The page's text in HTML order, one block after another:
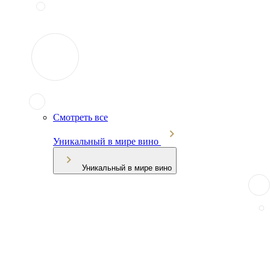
Смотреть все
Уникальный в мире вино
Уникальный в мире вино